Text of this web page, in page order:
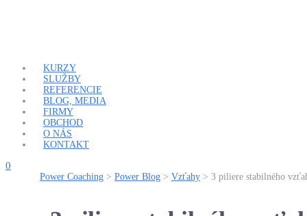
KURZY
SLUŽBY
REFERENCIE
BLOG, MEDIA
FIRMY
OBCHOD
O NÁS
KONTAKT
0
Power Coaching > Power Blog > Vzťahy > 3 piliere stabilného